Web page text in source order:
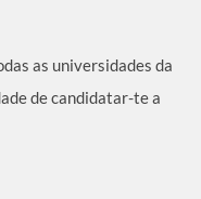
as universidades da
de candidatar-te a